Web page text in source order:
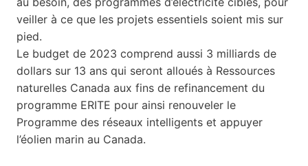
veiller à ce que les projets essentiels soient mis sur
pied.
Le budget de 2023 comprend aussi 3 milliards de
dollars sur 13 ans qui seront alloués à Ressources
naturelles Canada aux fins de refinancement du
programme ERITE pour ainsi renouveler le
Programme des réseaux intelligents et appuyer
l’éolien marin au Canada.